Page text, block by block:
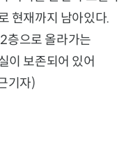
현재까지 남아있다.
층으로 올라가는
이 보존되어 있어
기자)